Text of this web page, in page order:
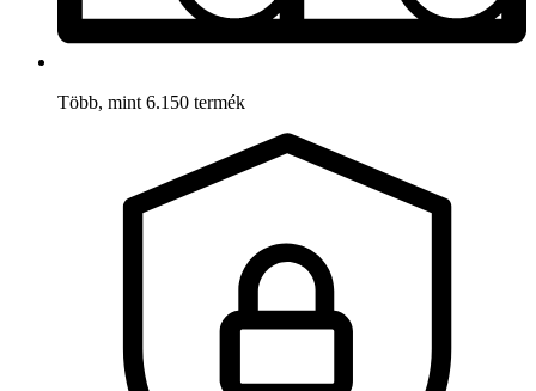
Több, mint 6.150 termék